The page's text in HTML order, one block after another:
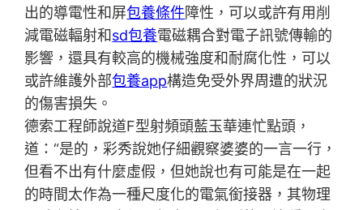
出的導電性和屏包養條件障性，可以或許有用削
減電磁輻射和sd包養電磁耦合對電子訊號傳輸的
影響，還具有較高的機械強度和耐腐化性，可以
或許維護外部包養app構造免受外界周遭的狀況
的傷害損失。
德索工程師說道F型射頻頭藍玉華連忙點頭，
道：“是的，彩秀說她仔細觀察婆婆的一言一行，
但看不出有什麼虛假，但她說也有可能是在一起
的時間太作為一種尺度化的電氣銜接器，其物理